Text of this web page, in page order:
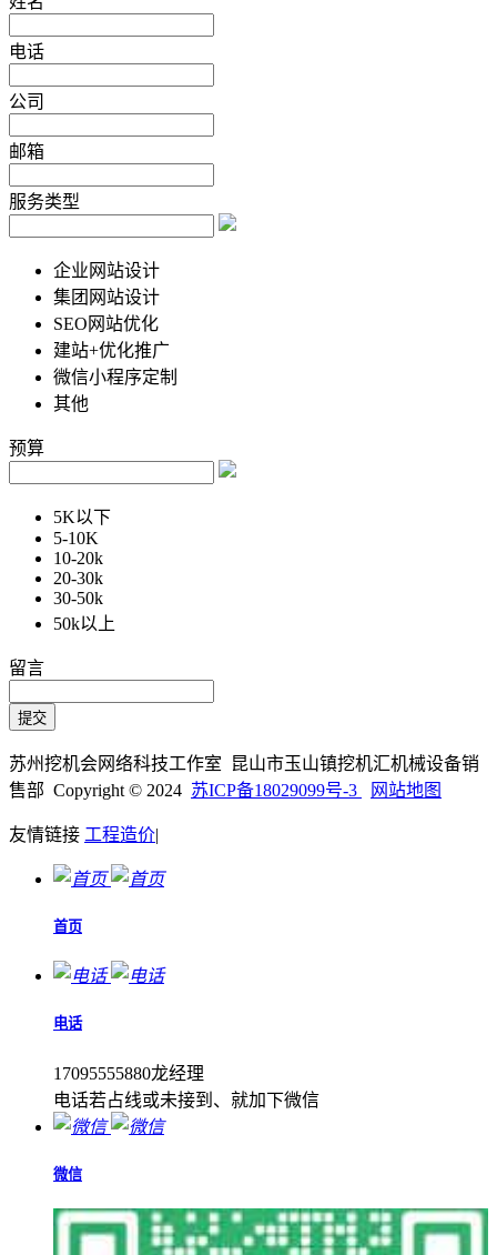
电话
公司
邮箱
服务类型
企业网站设计
集团网站设计
SEO网站优化
建站+优化推广
微信小程序定制
其他
预算
5K以下
5-10K
10-20k
20-30k
30-50k
50k以上
留言
苏州挖机会网络科技工作室 昆山市玉山镇挖机汇机械设备销
售部 Copyright © 2024 苏ICP备18029099号-3 网站地图
友情链接 工程造价|
首页
电话
17095555880龙经理
电话若占线或未接到、就加下微信
微信